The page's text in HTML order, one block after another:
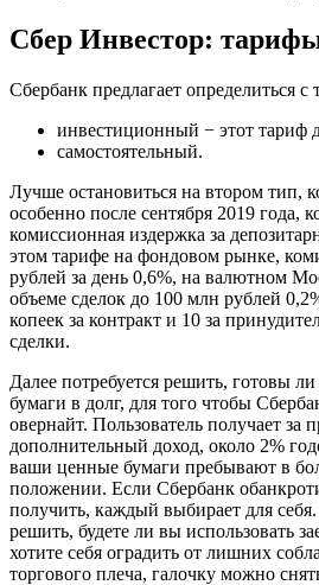
Сбер Инвестор:
Сбербанк предлагает определиться с
инвестиционный − этот тариф
самостоятельный.
Лучше остановиться на втором тип,
особенно после сентября 2019 года,
комиссионная издержка за
этом тарифе на фондовом рынке,
рублей за день 0,6%, на валютном
объеме сделок до 100 млн рублей
копеек за контракт и 10 за
сделки.
Далее потребуется решить, готовы
бумаги в долг, для того чтобы
овернайт. Пользователь получает за
дополнительный доход, около 2%
ваши ценные бумаги пребывают в
положении. Если Сбербанк
получить, каждый выбирает для себя.
решить, будете ли вы использовать
хотите себя оградить от лишних
торгового плеча, галочку можно